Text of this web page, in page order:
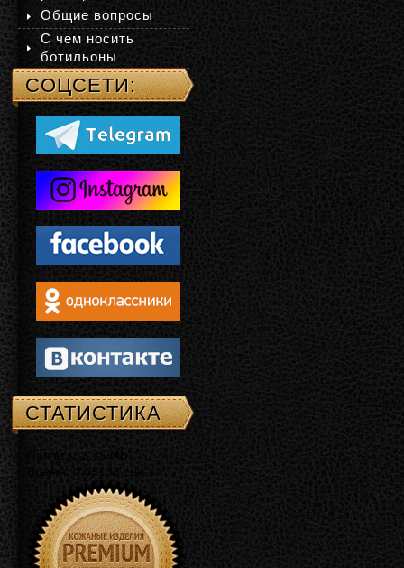
Общие вопросы
С чем носить
ботильоны
СОЦСЕТИ:
СТАТИСТИКА
Память: 3.75 Mb
Время: 0.03138 сек.